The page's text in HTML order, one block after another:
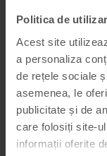
Politica de
Acest site
a personaliza
de rețele sociale
asemenea, le
publicitate și de
care folosiți site-
informații oferite
De ce să
Ce înseamnă
Ce este inclus în